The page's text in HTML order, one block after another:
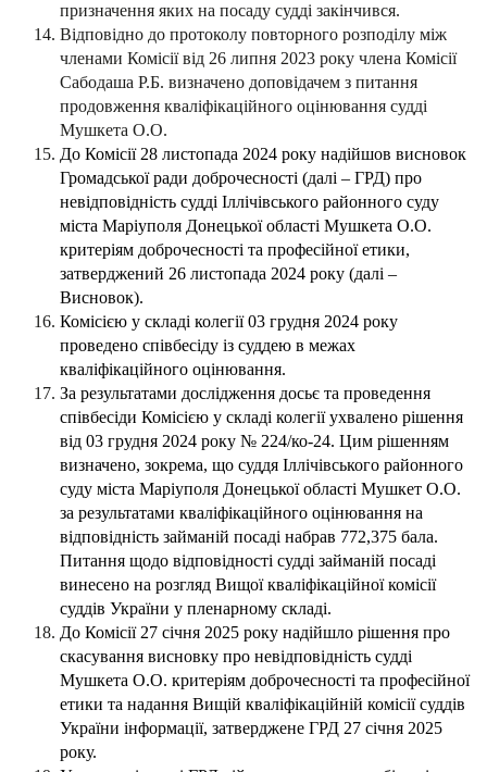
призначення яких на посаду судді закінчився.
Відповідно до протоколу повторного розподілу між
членами Комісії від 26 липня 2023 року члена Комісії
Сабодаша Р.Б. визначено доповідачем з питання
продовження кваліфікаційного оцінювання судді
Мушкета О.О.
До Комісії 28 листопада 2024 року надійшов висновок
Громадської ради доброчесності (далі – ГРД) про
невідповідність судді Іллічівського районного суду
міста Маріуполя Донецької області Мушкета О.О.
критеріям доброчесності та професійної етики,
затверджений 26 листопада 2024 року (далі –
Висновок).
Комісією у складі колегії 03 грудня 2024 року
проведено співбесіду із суддею в межах
кваліфікаційного оцінювання.
За результатами дослідження досьє та проведення
співбесіди Комісією у складі колегії ухвалено рішення
від 03 грудня 2024 року № 224/ко-24. Цим рішенням
визначено, зокрема, що суддя Іллічівського районного
суду міста Маріуполя Донецької області Мушкет О.О.
за результатами кваліфікаційного оцінювання на
відповідність займаній посаді набрав 772,375 бала.
Питання щодо відповідності судді займаній посаді
винесено на розгляд Вищої кваліфікаційної комісії
суддів України у пленарному складі.
До Комісії 27 січня 2025 року надійшло рішення про
скасування висновку про невідповідність судді
Мушкета О.О. критеріям доброчесності та професійної
етики та надання Вищій кваліфікаційній комісії суддів
України інформації, затверджене ГРД 27 січня 2025
року.